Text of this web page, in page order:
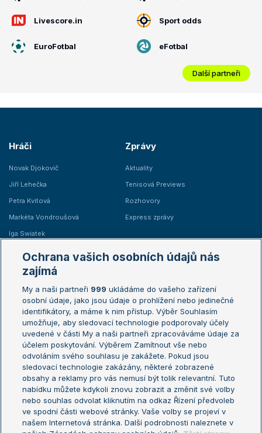
Livescore.in Sport odds
EuroFotbal eFotbal
Další partneři
Hráči
Novak Djokovič
Jiří Lehečka
Petra Kvitová
Markéta Vondroušová
Iga Swiatek
Zprávy
Aktuality
Tenisová Previews
Rozhovory
Express zprávy
Žebříčky
Žebříček ATP (muži)
Žebříček WTA (ženy)
Sázkařský žebříček
Australian Open
French Open
Wimbledon
US Open
Turnaj mistrů
Turnaj mistryň
Aktualní trendy
Fotbalové přestupy
Livesport Daily
Ochrana vašich osobních údajů nás
zajímá
My a naši partneři 999 ukládáme do vašeho zařízení
osobní údaje, jako jsou údaje o prohlížení nebo jedinečné
identifikátory, a máme k nim přístup. Výběr Souhlasím
umožňuje, aby sledovací technologie podporovaly účely
uvedené v části My a naši partneři zpracováváme údaje za
účelem poskytování. Výběrem Zamítnout vše nebo
odvoláním svého souhlasu je zakážete. Pokud jsou
sledovací technologie zakázány, některé zobrazené
obsahy a reklamy pro vás nemusí být tolik relevantní. Tuto
nabídku můžete kdykoli znovu zobrazit a změnit své volby
nebo souhlas odvolat kliknutím na odkaz Řízení předvoleb
ve spodní části webové stránky. Vaše volby se projeví v
našem Internetová stránka. Další podrobnosti naleznete v